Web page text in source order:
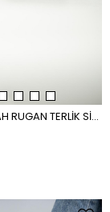
CARMEN SİYAH RUGAN TERLİK SİYAH RUGAN